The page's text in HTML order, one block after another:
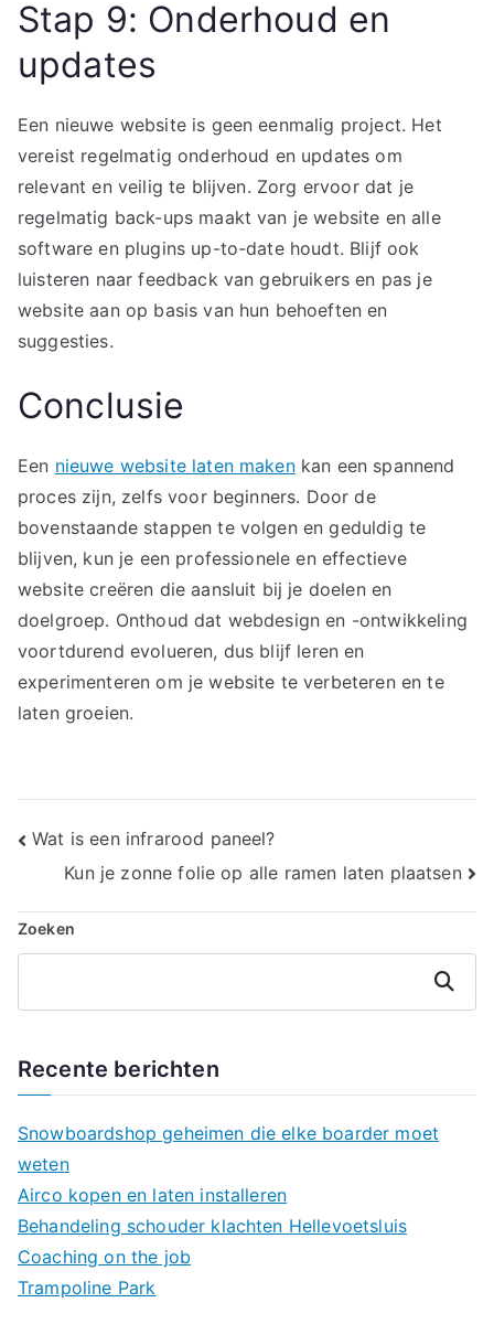
Stap 9: Onderhoud en
updates
Een nieuwe website is geen eenmalig project. Het
vereist regelmatig onderhoud en updates om
relevant en veilig te blijven. Zorg ervoor dat je
regelmatig back-ups maakt van je website en alle
software en plugins up-to-date houdt. Blijf ook
luisteren naar feedback van gebruikers en pas je
website aan op basis van hun behoeften en
suggesties.
Conclusie
Een nieuwe website laten makenkan een spannend
proces zijn, zelfs voor beginners. Door de
bovenstaande stappen te volgen en geduldig te
blijven, kun je een professionele en effectieve
website creëren die aansluit bij je doelen en
doelgroep. Onthoud dat webdesign en -ontwikkeling
voortdurend evolueren, dus blijf leren en
experimenteren om je website te verbeteren en te
laten groeien.
Bericht
navigatie
Wat is een infrarood paneel?
Kun je zonne folie op alle ramen laten plaatsen
Zoeken
Zoeken
Recente berichten
Snowboardshop geheimen die elke boarder moet
weten
Airco kopen en laten installeren
Behandeling schouder klachten Hellevoetsluis
Coaching on the job
Trampoline Park